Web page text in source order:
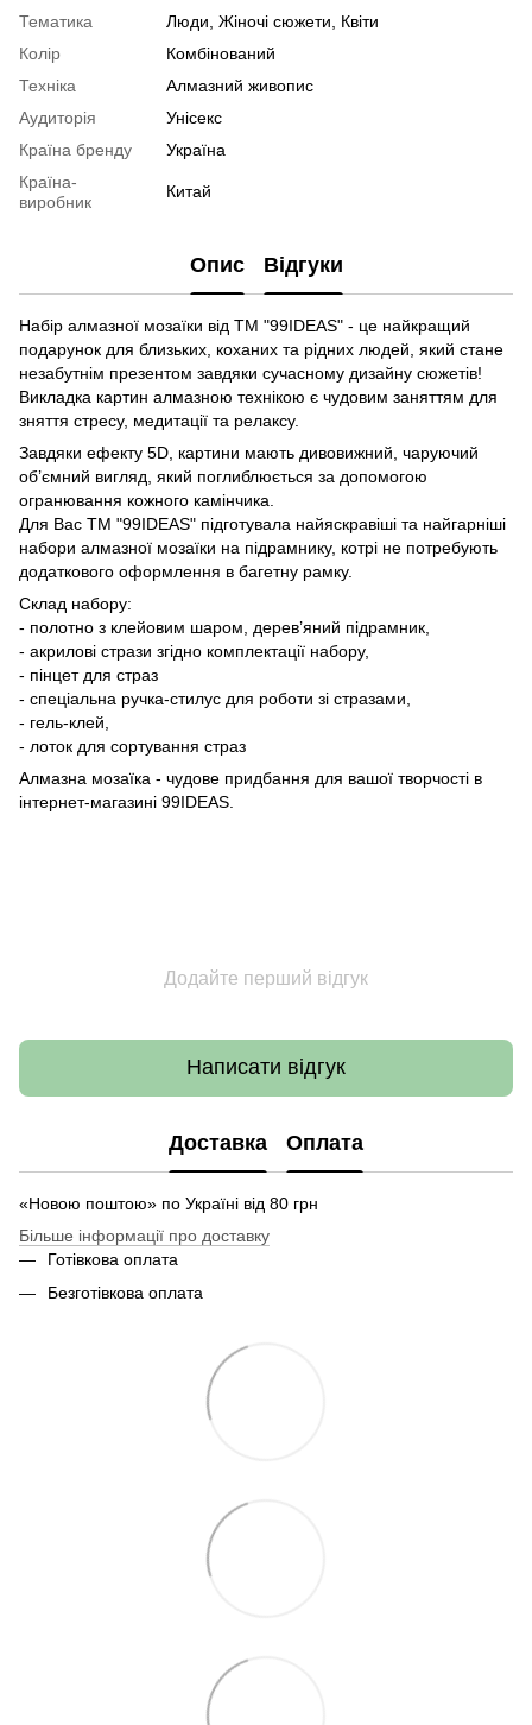
Тематика
Люди, Жіночі сюжети, Квіти
Колір
Комбінований
Техніка
Алмазний живопис
Аудиторія
Унісекс
Країна бренду
Україна
Країна-
виробник
Китай
Опис Відгуки
Набір алмазної мозаїки від ТМ "99IDEAS" - це найкращий
подарунок для близьких, коханих та рідних людей, який стане
незабутнім презентом завдяки сучасному дизайну сюжетів!
Викладка картин алмазною технікою є чудовим заняттям для
зняття стресу, медитації та релаксу.
Завдяки ефекту 5D, картини мають дивовижний, чаруючий
об’ємний вигляд, який поглиблюється за допомогою
огранювання кожного камінчика.
Для Вас ТМ "99IDEAS" підготувала найяскравіші та найгарніші
набори алмазної мозаїки на підрамнику, котрі не потребують
додаткового оформлення в багетну рамку.
Склад набору:
- полотно з клейовим шаром, дерев’яний підрамник,
- акрилові стрази згідно комплектації набору,
- пінцет для страз
- спеціальна ручка-стилус для роботи зі стразами,
- гель-клей,
- лоток для сортування страз
Алмазна мозаїка - чудове придбання для вашої творчості в
інтернет-магазині 99IDEAS.
Додайте перший відгук
Написати відгук
Доставка Оплата
«Новою поштою» по Україні від 80 грн
Більше інформації про доставку
Готівкова оплата
Безготівкова оплата